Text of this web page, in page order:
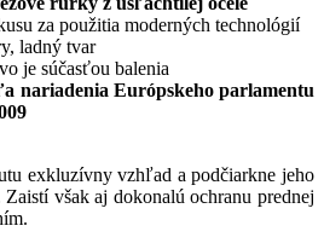
za použitia moderných technológií
ladný tvar
je súčasťou balenia
nariadenia Európskeho parlamentu
exkluzívny vzhľad a podčiarkne jeho
však aj dokonalú ochranu prednej